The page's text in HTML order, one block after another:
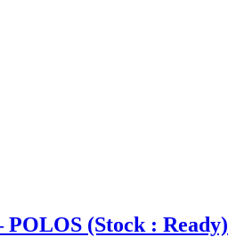
POLOS (Stock : Ready)